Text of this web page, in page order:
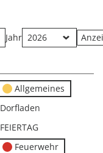
Jahr
Allgemeines
Dorfladen
FEIERTAG
Feuerwehr